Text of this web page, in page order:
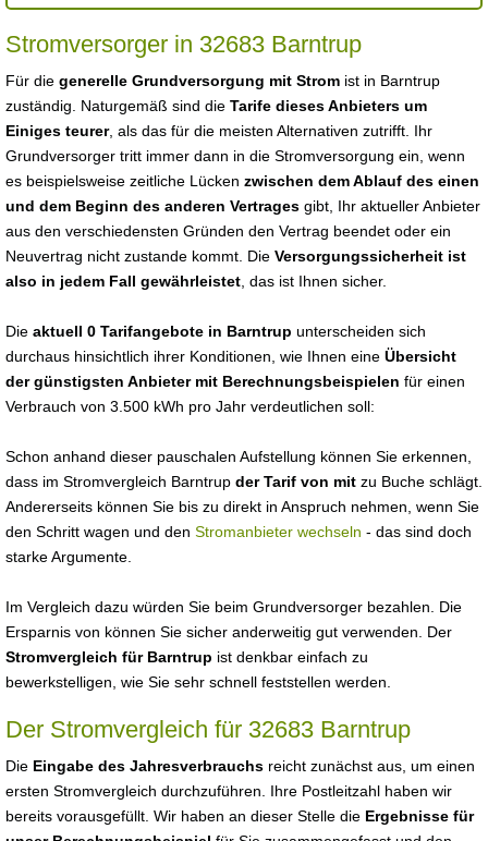
Stromversorger in 32683 Barntrup
Für die generelle Grundversorgung mit Strom ist in Barntrup
zuständig. Naturgemäß sind die Tarife dieses Anbieters um
Einiges teurer, als das für die meisten Alternativen zutrifft. Ihr
Grundversorger tritt immer dann in die Stromversorgung ein, wenn
es beispielsweise zeitliche Lücken zwischen dem Ablauf des einen
und dem Beginn des anderen Vertrages gibt, Ihr aktueller Anbieter
aus den verschiedensten Gründen den Vertrag beendet oder ein
Neuvertrag nicht zustande kommt. Die Versorgungssicherheit ist
also in jedem Fall gewährleistet , das ist Ihnen sicher.
Die aktuell 0 Tarifangebote in Barntrup unterscheiden sich
durchaus hinsichtlich ihrer Konditionen, wie Ihnen eine Übersicht
der günstigsten Anbieter mit Berechnungsbeispielen für einen
Verbrauch von 3.500 kWh pro Jahr verdeutlichen soll:
Schon anhand dieser pauschalen Aufstellung können Sie erkennen,
dass im Stromvergleich Barntrup der Tarif von mit zu Buche schlägt.
Andererseits können Sie bis zu direkt in Anspruch nehmen, wenn Sie
den Schritt wagen und den Stromanbieter wechseln - das sind doch
starke Argumente.
Im Vergleich dazu würden Sie beim Grundversorger bezahlen. Die
Ersparnis von können Sie sicher anderweitig gut verwenden. Der
Stromvergleich für Barntrup ist denkbar einfach zu
bewerkstelligen, wie Sie sehr schnell feststellen werden.
Der Stromvergleich für 32683 Barntrup
Die Eingabe des Jahresverbrauchs reicht zunächst aus, um einen
ersten Stromvergleich durchzuführen. Ihre Postleitzahl haben wir
bereits vorausgefüllt. Wir haben an dieser Stelle die Ergebnisse für